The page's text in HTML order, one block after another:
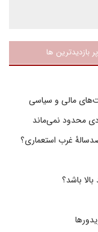
پر بازدیدترین ها
مالی و سیاسی
محدود نمی‌ماند
غرب استعماری؟
باشد؟